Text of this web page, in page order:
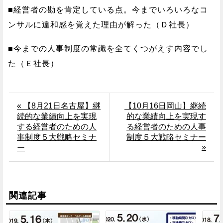
■経営者の勘を肯定している点。今までいろいろなコ
ンサルに違和感を覚えた理由が解った（Ｄ社長）
■今までの人事制度の常識を全てくつがえす内容でし
た（Ｅ社長）
« 【8月21日名古屋】継
続的な業績向上を実現
する経営者のための人
事制度５大戦略セミナ
ー
【10月16日岡山】継続
的な業績向上を実現す
る経営者のための人事
制度５大戦略セミナー
»
関連記事